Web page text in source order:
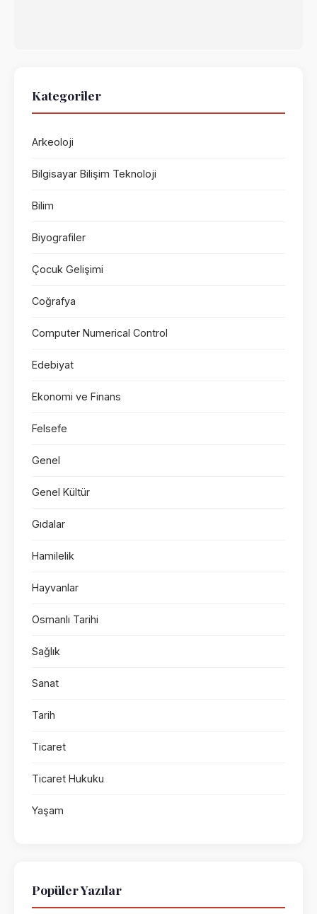
Kategoriler
Arkeoloji
Bilgisayar Bilişim Teknoloji
Bilim
Biyografiler
Çocuk Gelişimi
Coğrafya
Computer Numerical Control
Edebiyat
Ekonomi ve Finans
Felsefe
Genel
Genel Kültür
Gıdalar
Hamilelik
Hayvanlar
Osmanlı Tarihi
Sağlık
Sanat
Tarih
Ticaret
Ticaret Hukuku
Yaşam
Popüler Yazılar